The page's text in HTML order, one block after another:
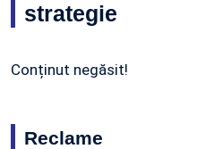
strategie
Conținut negăsit!
Reclame